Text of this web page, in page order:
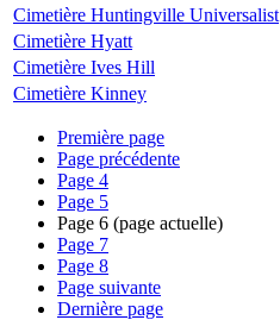
Cimetière Huntingville Universalist
Cimetière Hyatt
Cimetière Ives Hill
Cimetière Kinney
Première page
Page précédente
Page 4
Page 5
Page 6 (page actuelle)
Page 7
Page 8
Page suivante
Dernière page